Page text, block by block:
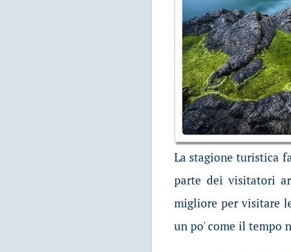
La stagione turistica
parte dei visitatori
migliore per visitare
un po' come il tempo